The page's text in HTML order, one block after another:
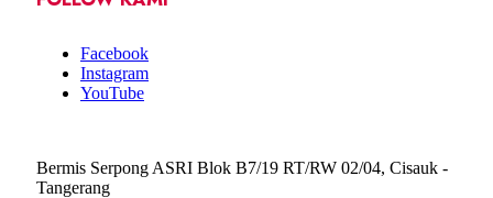
Facebook
Instagram
YouTube
Bermis Serpong ASRI Blok B7/19 RT/RW 02/04, Cisauk -
Tangerang